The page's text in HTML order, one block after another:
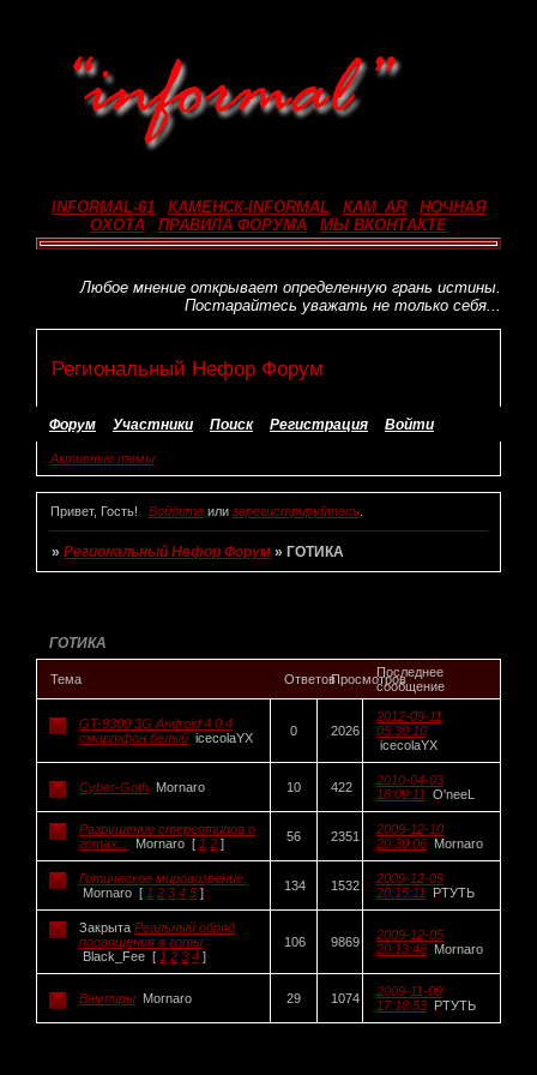
INFORMAL-61 КАМЕНСК-INFORMAL КАМ_AR_ НОЧНАЯ
ОХОТА
ПРАВИЛА ФОРУМА МЫ ВКОНТАКТЕ
Любое мнение открывает определенную грань истины.
Постарайтесь уважать не только себя...
Региональный Нефор Форум
Форум Участники Поиск Регистрация Войти
Активные темы
Привет, Гость! Войдитеили зарегистрируйтесь
»Региональный Нефор Форум »ГОТИКА
ГОТИКА
Тема ОтветовПросмотровПоследнее
сообщение
GT-9300 3G Android 4.0.4
смартфон белый icecolaYX 0 2026
2012-09-11
05:30:10
icecolaYX
Cyber-Goth Mornaro 10 422
2010-04-03
18:09:11 O'neeL
Разрушение стереотипов о
готах...
Mornaro [ 1 2 ] 56 2351
2009-12-10
20:30:06 Mornaro
Готическое мировозрение.
Mornaro [ 1 2 3 4 5 ] 134 1532
2009-12-09
20:15:11
РТУТЬ
ЗакрытаРеальный обряд
посвящения в готы
Black_Fee [ 1 2 3 4 ]
106 9869
2009-12-05
20:13:48 Mornaro
Вампиры Mornaro 29 1074
2009-11-09
17:18:53
РТУТЬ